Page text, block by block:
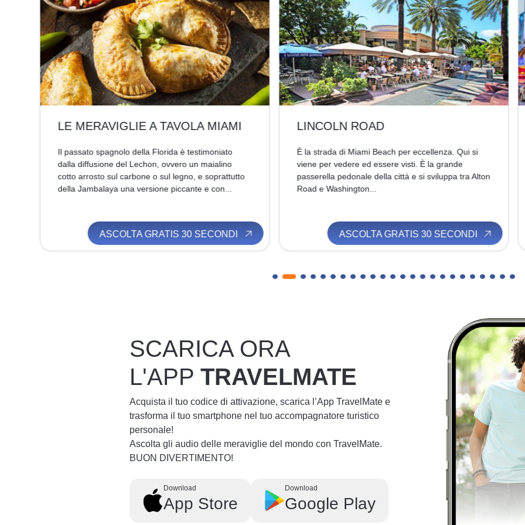
LINCOLN ROAD
È la strada di Miami Beach per eccellenza. Qui si
viene per vedere ed essere visti. È la grande
passerella pedonale della città e si sviluppa tra Alton
Road e Washington...
ASCOLTA GRATIS 30 SECONDI
OCEAN DRIVE
Ti trovi proprio nel cuore del più celebre distretto
della municipalità di Miami Beach, al centro
dell’instancabile vita notturna cittadina. Attorno a te
puoi vedere splendide...
ASCOLTA GRATIS 30 SECONDI
SCARICA ORA
L'APPTRAVELMATE
Acquista il tuo codice di attivazione, scarica l’App TravelMate e
trasforma il tuo smartphone nel tuo accompagnatore turistico
personale!
Ascolta gli audio delle meraviglie del mondo con TravelMate.
BUON DIVERTIMENTO!
Download
App Store
Download
Google Play